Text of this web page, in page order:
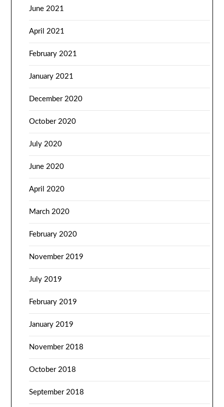
June 2021
April 2021
February 2021
January 2021
December 2020
October 2020
July 2020
June 2020
April 2020
March 2020
February 2020
November 2019
July 2019
February 2019
January 2019
November 2018
October 2018
September 2018